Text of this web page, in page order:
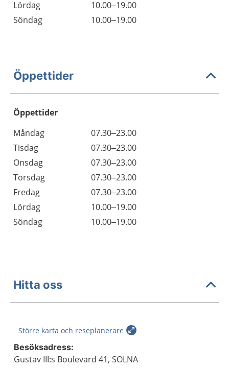
Lördag
10.00–19.00
Söndag
10.00–19.00
Öppettider
Öppettider
Dag
Öppettider
Kommentarer
Måndag
07.30–23.00
Tisdag
07.30–23.00
Onsdag
07.30–23.00
Torsdag
07.30–23.00
Fredag
07.30–23.00
Lördag
10.00–19.00
Söndag
10.00–19.00
Hitta oss
Större karta och reseplanerare
Besöksadress:
Gustav III:s Boulevard 41, SOLNA